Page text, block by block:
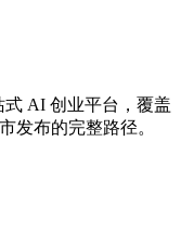
式 AI 创业平台，覆盖
发布的完整路径。